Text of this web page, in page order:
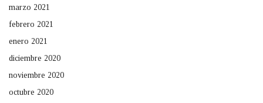
marzo 2021
febrero 2021
enero 2021
diciembre 2020
noviembre 2020
octubre 2020